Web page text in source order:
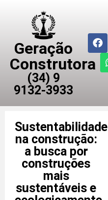
Geração
Construtora
(34) 9
9132-3933
Sustentabilidade
na construção:
a busca por
construções
mais
sustentáveis e